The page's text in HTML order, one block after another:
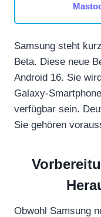
Samsung steht
Beta. Diese neue
Android 16. Sie
Galaxy-
verfügbar sein.
Sie gehören
Obwohl Samsung